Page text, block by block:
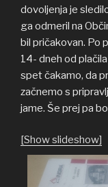
dovoljenja je
ga odmeril na
bil pričakovan. Po
14- dneh od
spet čakamo, da
začnemo s
jame. Še prej pa
[Show slideshow]